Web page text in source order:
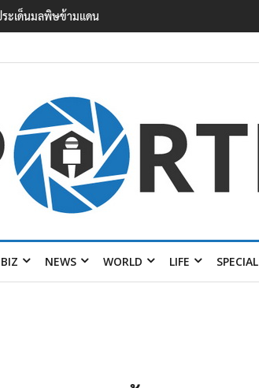
หม่ ขยายกรอบความร่วมมือ 5 ปี
BIZ NEWS WORLD LIFE SPECIAL